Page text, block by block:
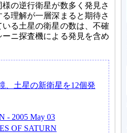
の逆行衛星が数多く発見さ
理解が一層深まると期待さ
る土星の衛星の数は、不確
ニ探査機による発見を含め
、土星の新衛星を12個発
- 2005 May 03
OF SATURN